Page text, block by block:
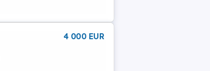
4 000 EUR